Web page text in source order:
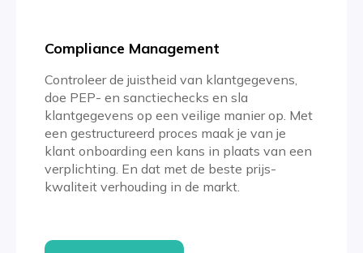
Compliance Management
Controleer de juistheid van klantgegevens,
doe PEP- en sanctiechecks en sla
klantgegevens op een veilige manier op. Met
een gestructureerd proces maak je van je
klant onboarding een kans in plaats van een
verplichting. En dat met de beste prijs-
kwaliteit verhouding in de markt.